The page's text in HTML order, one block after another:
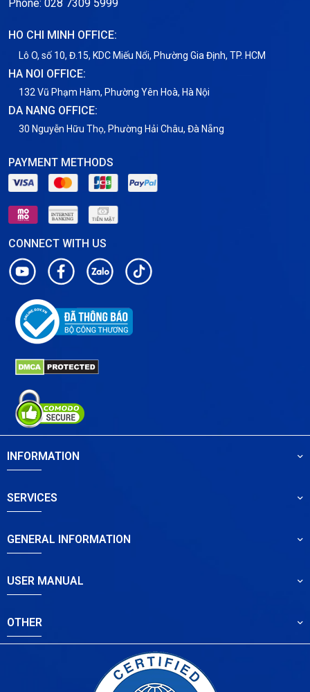
Tin tức
Phone: 028 7309 5999
HO CHI MINH OFFICE:
Lô O, số 10, Đ.15, KDC Miếu Nổi, Phường Gia Định, TP. HCM
HA NOI OFFICE:
132 Vũ Phạm Hàm, Phường Yên Hoà, Hà Nội
DA NANG OFFICE:
30 Nguyễn Hữu Thọ, Phường Hải Châu, Đà Nẵng
PAYMENT METHODS
CONNECT WITH US
INFORMATION
SERVICES
GENERAL INFORMATION
USER MANUAL
OTHER